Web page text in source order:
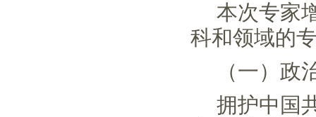
本次专家
科和领域的
（一） 政
拥护中国